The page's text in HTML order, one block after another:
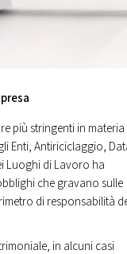
più stringenti in materia
Enti, Antiriciclaggio,
Luoghi di Lavoro ha
che gravano sulle
di responsabilità
in alcuni casi